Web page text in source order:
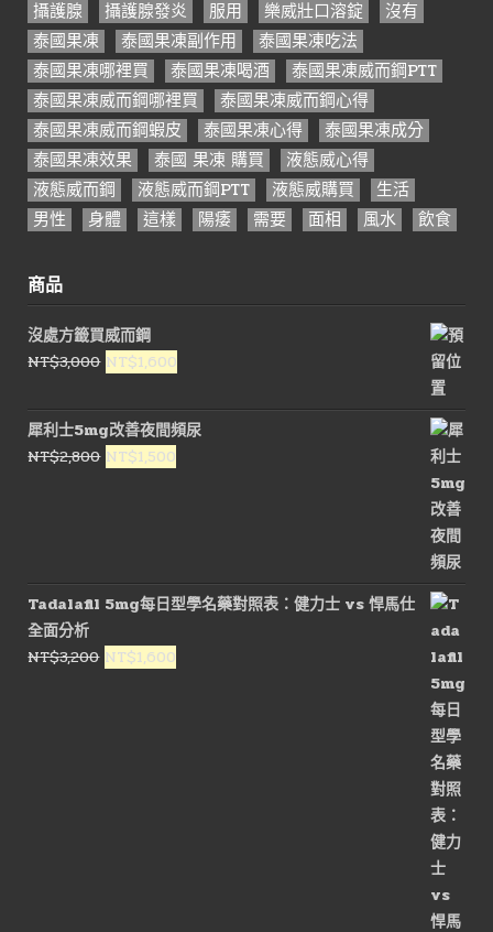
攝護腺 攝護腺發炎 服用 樂威壯口溶錠
沒有
泰國果凍
泰國果凍副作用
泰國果凍吃法
泰國果凍哪裡買
泰國果凍喝酒
泰國果凍威而鋼PTT
泰國果凍威而鋼哪裡買
泰國果凍威而鋼心得
泰國果凍威而鋼蝦皮
泰國果凍心得
泰國果凍成分
泰國果凍效果
泰國 果凍 購買
液態威心得
液態威而鋼
液態威而鋼PTT 液態威購買
生活
男性
身體 這樣 陽痿 需要 面相 風水 飲食
商品
沒處方籤買威而鋼
NT$3,000 原
價
格：
NT$3,000。
NT$1,600
價
格：
犀利士5mg改善夜間頻尿
NT$2,800 原
NT$1,500
Tadalafil 5mg每日型學名藥對照表：健力士 vs 悍馬仕
全面分析
NT$3,200 原
NT$1,600